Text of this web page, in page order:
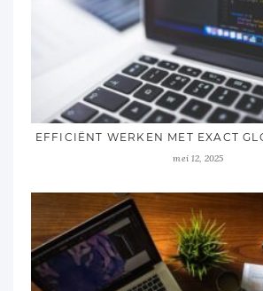
EFFICIËNT WERKEN MET EXACT
mei 12, 2025